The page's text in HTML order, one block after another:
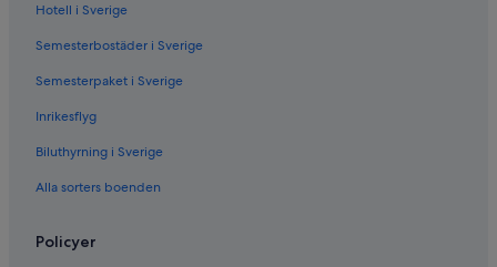
Hotell i Sverige
Semesterbostäder i Sverige
Semesterpaket i Sverige
Inrikesflyg
Biluthyrning i Sverige
Alla sorters boenden
Policyer